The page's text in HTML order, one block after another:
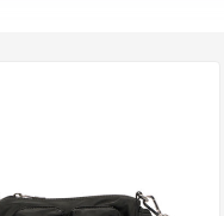
饰
5天